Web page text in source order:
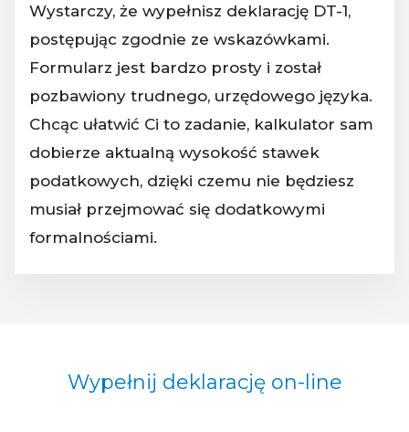
Wystarczy, że wypełnisz deklarację DT-1,
postępując zgodnie ze wskazówkami.
Formularz jest bardzo prosty i został
pozbawiony trudnego, urzędowego języka.
Chcąc ułatwić Ci to zadanie, kalkulator sam
dobierze aktualną wysokość stawek
podatkowych, dzięki czemu nie będziesz
musiał przejmować się dodatkowymi
formalnościami.
Wypełnij deklarację on-line